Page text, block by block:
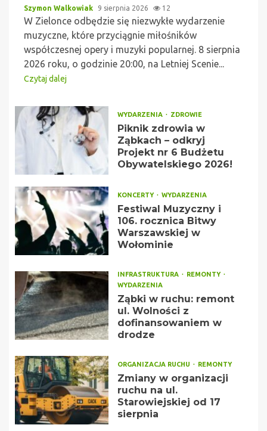
Szymon Walkowiak 9 sierpnia 2026 12
W Zielonce odbędzie się niezwykłe wydarzenie
muzyczne, które przyciągnie miłośników
współczesnej opery i muzyki popularnej. 8 sierpnia
2026 roku, o godzinie 20:00, na Letniej Scenie...
Czytaj dalej
WYDARZENIA ZDROWIE
Piknik zdrowia w
Ząbkach – odkryj
Projekt nr 6 Budżetu
Obywatelskiego 2026!
KONCERTY WYDARZENIA
Festiwal Muzyczny i
106. rocznica Bitwy
Warszawskiej w
Wołominie
INFRASTRUKTURA
REMONTY
WYDARZENIA
Ząbki w ruchu: remont
ul. Wolności z
dofinansowaniem w
drodze
ORGANIZACJA RUCHU REMONTY
Zmiany w organizacji
ruchu na ul.
Starowiejskiej od 17
sierpnia